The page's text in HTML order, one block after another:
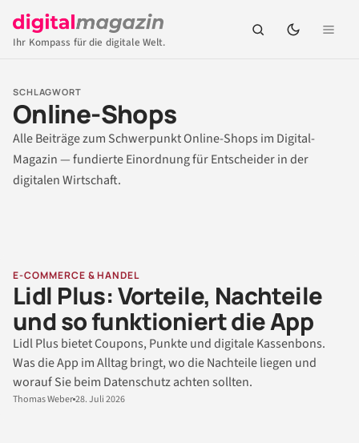
Ihr Kompass für die digitale Welt.
SCHLAGWORT
Online-Shops
Alle Beiträge zum Schwerpunkt Online-Shops im Digital-
Magazin — fundierte Einordnung für Entscheider in der
digitalen Wirtschaft.
E-COMMERCE & HANDEL
Lidl Plus: Vorteile, Nachteile
und so funktioniert die App
Lidl Plus bietet Coupons, Punkte und digitale Kassenbons.
Was die App im Alltag bringt, wo die Nachteile liegen und
worauf Sie beim Datenschutz achten sollten.
Thomas Weber28. Juli 2026